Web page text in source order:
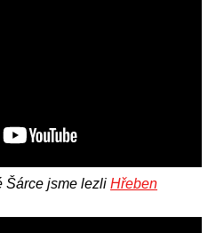
Šárce jsme lezli Hřeben